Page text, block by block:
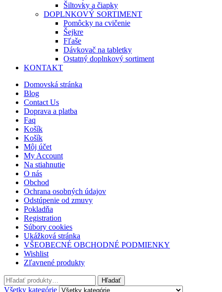
Šiltovky a čiapky
DOPLNKOVÝ SORTIMENT
Pomôcky na cvičenie
Šejkre
Fľaše
Dávkovač na tabletky
Ostatný doplnkový sortiment
KONTAKT
Domovská stránka
Blog
Contact Us
Doprava a platba
Faq
Košík
Košík
Môj účet
My Account
Na stiahnutie
O nás
Obchod
Ochrana osobných údajov
Odstúpenie od zmuvy
Pokladňa
Registration
Súbory cookies
Ukážková stránka
VŠEOBECNÉ OBCHODNÉ PODMIENKY
Wishlist
Zľavnené produkty
Hľadať
Všetky kategórie